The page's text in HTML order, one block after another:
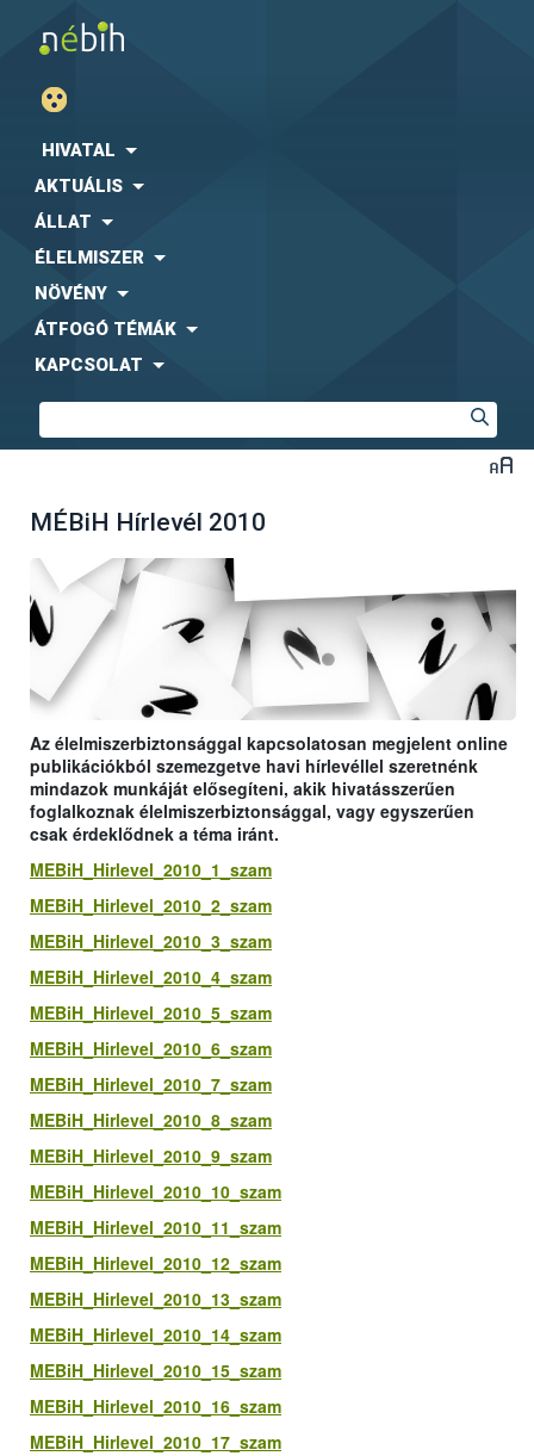
HIVATAL
AKTUÁLIS
ÁLLAT
ÉLELMISZER
NÖVÉNY
ÁTFOGÓ TÉMÁK
KAPCSOLAT
MÉBiH Hírlevél 2010
Az élelmiszerbiztonsággal kapcsolatosan megjelent online
publikációkból szemezgetve havi hírlevéllel szeretnénk
mindazok munkáját elősegíteni, akik hivatásszerűen
foglalkoznak élelmiszerbiztonsággal, vagy egyszerűen
csak érdeklődnek a téma iránt.
MEBiH_Hirlevel_2010_1_szam
MEBiH_Hirlevel_2010_2_szam
MEBiH_Hirlevel_2010_3_szam
MEBiH_Hirlevel_2010_4_szam
MEBiH_Hirlevel_2010_5_szam
MEBiH_Hirlevel_2010_6_szam
MEBiH_Hirlevel_2010_7_szam
MEBiH_Hirlevel_2010_8_szam
MEBiH_Hirlevel_2010_9_szam
MEBiH_Hirlevel_2010_10_szam
MEBiH_Hirlevel_2010_11_szam
MEBiH_Hirlevel_2010_12_szam
MEBiH_Hirlevel_2010_13_szam
MEBiH_Hirlevel_2010_14_szam
MEBiH_Hirlevel_2010_15_szam
MEBiH_Hirlevel_2010_16_szam
MEBiH_Hirlevel_2010_17_szam